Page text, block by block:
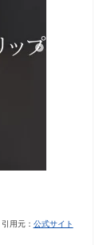
引用元： 公式サイト